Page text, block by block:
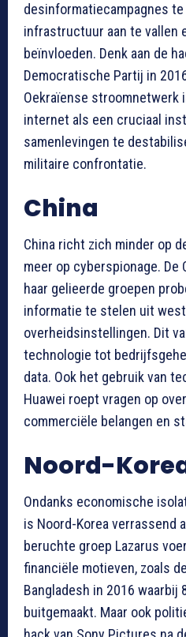
desinformatiecampagnes
infrastructuur aan te vallen
beïnvloeden. Denk aan de
Democratische Partij in
Oekraïense stroomnetwerk
internet als een cruciaal
samenlevingen te
militaire confrontatie.
China
China richt zich minder op
meer op cyberspionage. De
haar gelieerde groepen
informatie te stelen uit
overheidsinstellingen. Dit
technologie tot
data. Ook het gebruik van
Huawei roept vragen op
commerciële belangen en
Noord-
Ondanks economische
is Noord-Korea verrassend
beruchte groep Lazarus
financiële motieven, zoals
Bangladesh in 2016 waarbij
buitgemaakt. Maar ook